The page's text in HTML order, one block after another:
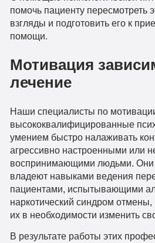
помочь пациенту пересмотреть
взгляды и подготовить его к
помощи.
Мотивация
лечение
Наши специалисты по
высококвалифицированные
умением быстро налаживать
агрессивно настроенными или
воспринимающими людьми. Они
владеют навыками ведения
пациентами, испытывающими
наркотический синдром
их в необходимости изменить
В результате работы этих